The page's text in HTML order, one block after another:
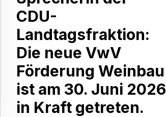
MdL
agrarpolitische
Sprecherin
der
CDU-
Landtagsfraktion:
CDU-
Landtagsfraktion:
Die neue VwV
Förderung Weinbau
ist am 30. Juni 2026
in Kraft getreten.